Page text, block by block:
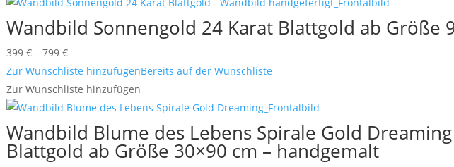
Wandbild Sonnengold 24 Karat Blattgold ab Größe
399 € – 799 €Preisspanne:
399 €
bis
799 €
Zur Wunschliste hinzufügenBereits auf der Wunschliste
Zur Wunschliste hinzufügen
Wandbild Blume des Lebens Spirale Gold
Blattgold ab Größe 30×90 cm – handgemalt